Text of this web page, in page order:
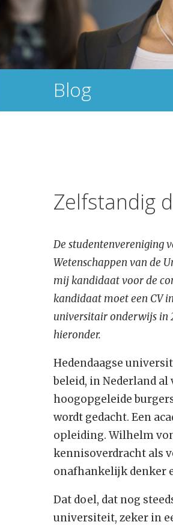
Blog
Zelfstandig
De studentenvereniging
Wetenschappen van de
mij kandidaat voor de
kandidaat moet een CV
universitair onderwijs in
hieronder.
Hedendaagse
beleid, in Nederland
hoogopgeleide
wordt gedacht. Een
opleiding. Wilhelm
kennisoverdracht als
onafhankelijk denker
Dat doel, dat nog
universiteit, zeker in